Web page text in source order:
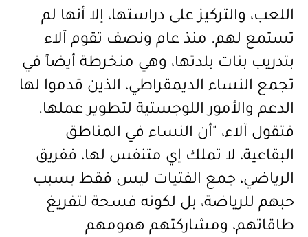
اللعب، والتركيز على دراستها، إلا أنها لم
تستمع لهم. منذ عام ونصف تقوم آلاء
بتدريب بنات بلدتها، وهي منخرطة أيضاً في
تجمع النساء الديمقراطي، الذين قدموا لها
الدعم والأمور اللوجستية لتطوير عملها.
فتقول آلاء، "أن النساء في المناطق
البقاعية، لا تملك إي متنفس لها، ففريق
الرياضي، جمع الفتيات ليس فقط بسبب
حبهم للرياضة، بل لكونه فسحة لتفريغ
طاقاتهم، ومشاركتهم همومهم